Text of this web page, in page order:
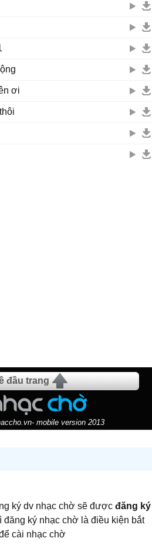
ơi
đầu trang
mobile version 2013
ký dv nhạc chờ sẽ được đăng ký
đăng ký nhạc chờ là điều kiện bắt
cài nhạc chờ